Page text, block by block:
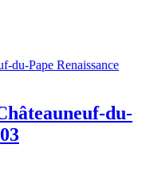
du-